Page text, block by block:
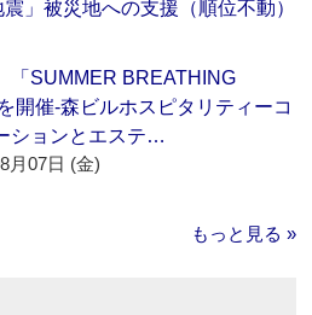
」被災地への支援（順位不動）
「SUMMER BREATHING
開催‐森ビルホスピタリティーコ
ションとエステ…
月07日 (金)
もっと見る »